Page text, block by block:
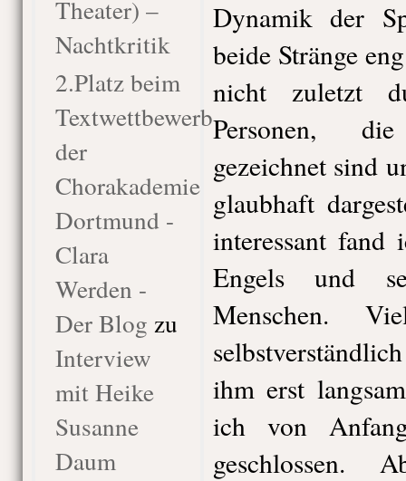
Theater) –
Nachtkritik
2.Platz beim
Textwettbewerb
der
Chorakademie
Dortmund -
Clara
Werden -
Der Blog zu
Interview
mit Heike
Susanne
Daum
Dynamik der
beide Stränge
nicht zuletzt
Personen,
gezeichnet sind
glaubhaft
interessant fand
Engels und
Menschen.
ihm erst
ich von